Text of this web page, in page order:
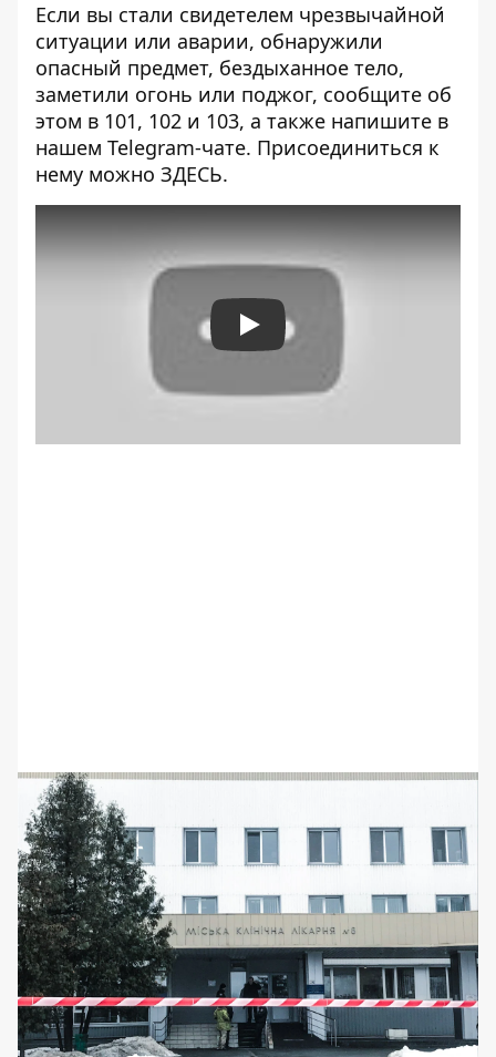
Если вы стали свидетелем чрезвычайной
ситуации или аварии, обнаружили
опасный предмет, бездыханное тело,
заметили огонь или поджог, сообщите об
этом в 101, 102 и 103, а также напишите в
нашем Telegram-чате. Присоединиться к
нему можно ЗДЕСЬ.
Play